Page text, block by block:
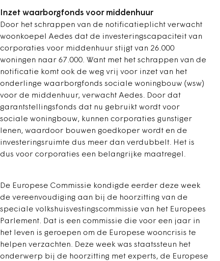
Inzet waarborgfonds voor middenhuur
Door het schrappen van de notificatieplicht verwacht
woonkoepel Aedes dat de investeringscapaciteit van
corporaties voor middenhuur stijgt van 26.000
woningen naar 67.000. Want met het schrappen van de
notificatie komt ook de weg vrij voor inzet van het
onderlinge waarborgfonds sociale woningbouw (wsw)
voor de middenhuur, verwacht Aedes. Door dat
garantstellingsfonds dat nu gebruikt wordt voor
sociale woningbouw, kunnen corporaties gunstiger
lenen, waardoor bouwen goedkoper wordt en de
investeringsruimte dus meer dan verdubbelt. Het is
dus voor corporaties een belangrijke maatregel.
De Europese Commissie kondigde eerder deze week
de vereenvoudiging aan bij de hoorzitting van de
speciale volkshuisvestingscommissie van het Europees
Parlement. Dat is een commissie die voor een jaar in
het leven is geroepen om de Europese wooncrisis te
helpen verzachten. Deze week was staatssteun het
onderwerp bij de hoorzitting met experts, de Europese